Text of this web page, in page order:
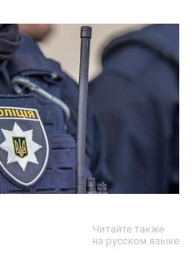
Читайте также
на русском языке